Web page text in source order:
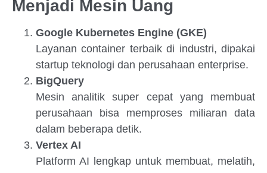
Menjadi Mesin Uang
Google Kubernetes Engine (GKE)
Layanan container terbaik di industri, dipakai
startup teknologi dan perusahaan enterprise.
BigQuery
Mesin analitik super cepat yang membuat
perusahaan bisa memproses miliaran data
dalam beberapa detik.
Vertex AI
Platform AI lengkap untuk membuat, melatih,